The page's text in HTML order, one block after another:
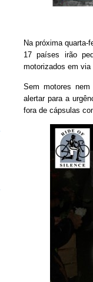
Na próxima
17 países irão
motorizados em via
Sem motores
alertar para a
fora de cápsulas